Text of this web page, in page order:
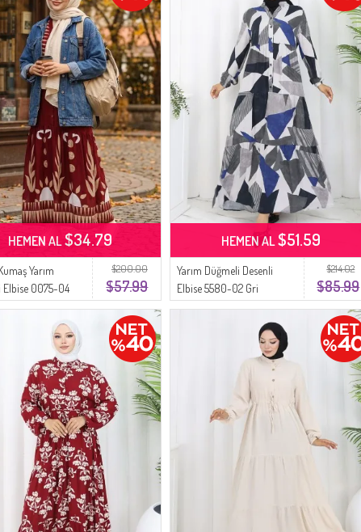
$200.00
$57.99
Yarım
Elbise 0075-04
HEMEN AL$34.79
$214.02
$85.99
Yarım Düğmeli Desenli
Elbise 5580-02 Gri
HEMEN AL$51.59